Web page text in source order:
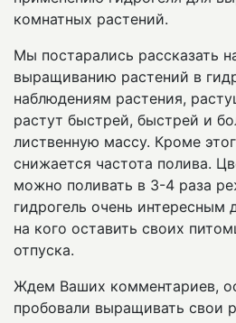
комнатных растений.
Мы постарались рассказать
выращиванию растений в
наблюдениям растения,
растут быстрей, быстрей и
лиственную массу. Кроме
снижается частота полива.
можно поливать в 3-4 раза
гидрогель очень интересным
на кого оставить своих
отпуска.
Ждем Ваших комментариев,
пробовали выращивать свои